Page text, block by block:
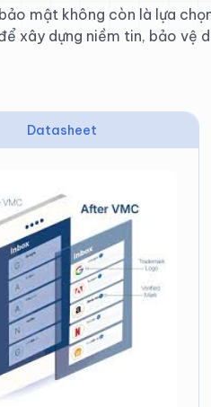
mật không còn là lựa
xây dựng niềm tin, bảo vệ
Datasheet